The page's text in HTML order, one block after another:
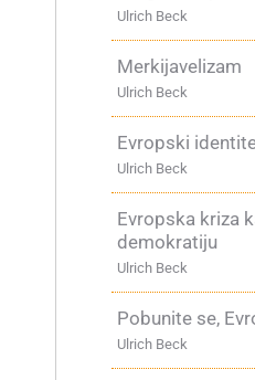
Ulrich Beck
Merkijavelizam
Ulrich Beck
Evropski
Ulrich Beck
Evropska kriza
demokratiju
Ulrich Beck
Pobunite se,
Ulrich Beck